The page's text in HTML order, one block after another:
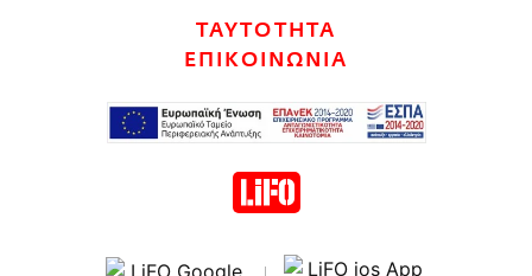
ΤΑΥΤΟΤΗΤΑ
ΕΠΙΚΟΙΝΩΝΙΑ